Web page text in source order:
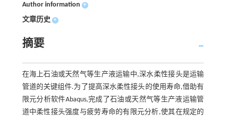
Author information +
文章历史 +
摘要
在海上石油或天然气等生产液运输中,深水柔性接头是运输
管道的关键组件.为了提高深水柔性接头的使用寿命,借助有
限元分析软件Abaqus,完成了石油或天然气等生产液运输管
道中柔性接头强度与疲劳寿命的有限元分析,使其在规定的